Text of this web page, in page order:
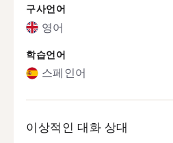
구사언어
영어
학습언어
스페인어
이상적인 대화 상대